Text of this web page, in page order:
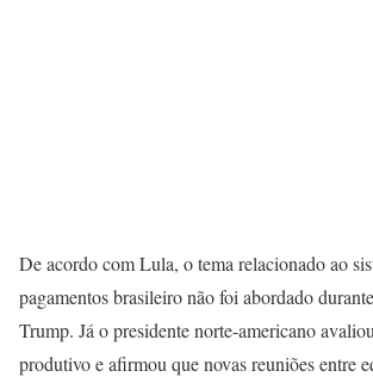
De acordo com Lula, o tema relacionado ao
pagamentos brasileiro não foi abordado
Trump. Já o presidente norte-americano
produtivo e afirmou que novas reuniões entre